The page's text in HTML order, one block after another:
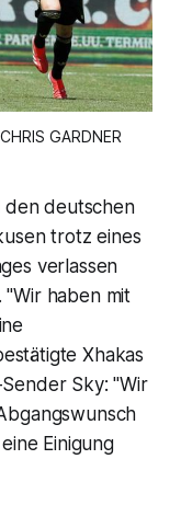
GARDNER
den deutschen
trotz eines
verlassen
haben mit
Xhakas
Sky: "Wir
Einigung